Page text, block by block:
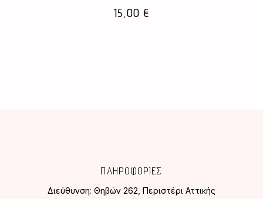
15,00 €
ΠΛΗΡΟΦΟΡΙΕΣ
Διεύθυνση: Θηβών 262, Περιστέρι Αττικής